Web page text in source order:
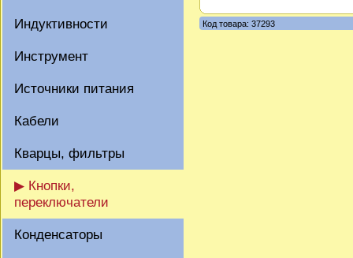
Индуктивности
Инструмент
Источники питания
Кабели
Кварцы, фильтры
▶ Кнопки,
переключатели
Конденсаторы
Код товара: 37293